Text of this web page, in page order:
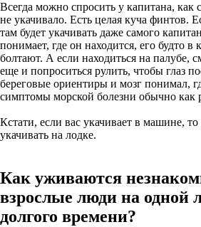
Всегда можно спросить у капитана, как
не укачивало. Есть целая куча финтов.
там будет укачивать даже самого
понимает, где он находится, его будто в
болтают. А если находиться на палубе,
еще и попроситься рулить, чтобы глаз
береговые ориентиры и мозг понимал,
симптомы морской болезни обычно как
Кстати, если вас укачивает в машине, то
укачивать на лодке.
Как уживаются
взрослые люди на одной
долгого времени?